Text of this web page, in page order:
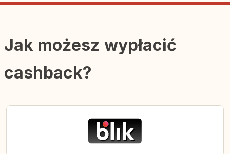
Jak możesz wypłacić
cashback?